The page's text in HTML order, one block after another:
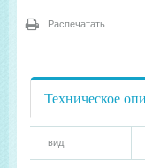
Распечатать
Техническое
вид